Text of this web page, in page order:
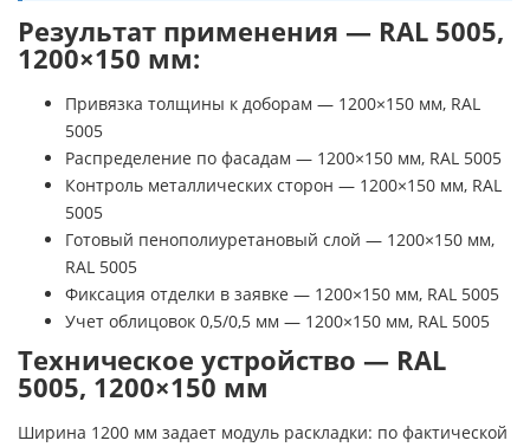
Результат применения — RAL 5005,
1200×150 мм:
Привязка толщины к доборам — 1200×150 мм, RAL
5005
Распределение по фасадам — 1200×150 мм, RAL 5005
Контроль металлических сторон — 1200×150 мм, RAL
5005
Готовый пенополиуретановый слой — 1200×150 мм,
RAL 5005
Фиксация отделки в заявке — 1200×150 мм, RAL 5005
Учет облицовок 0,5/0,5 мм — 1200×150 мм, RAL 5005
Техническое устройство — RAL
5005, 1200×150 мм
Ширина 1200 мм задает модуль раскладки: по фактической